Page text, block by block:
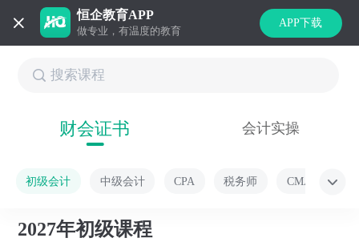
恒企教育APP
做专业，有温度的教育
APP下载
财会证书 会计实操
初级会计 中级会计 CPA 税务师 CMA
2027年初级课程